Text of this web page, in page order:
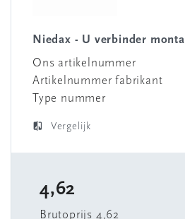
Niedax - U verbinder
Ons artikelnummer
Artikelnummer fabrikant
Type nummer
Vergelijk
4,62
Brutoprijs 4,62